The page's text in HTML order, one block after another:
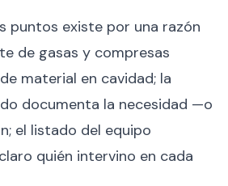
puntos existe por una razón
de gasas y compresas
material en cavidad; la
documenta la necesidad —o
el listado del equipo
quién intervino en cada